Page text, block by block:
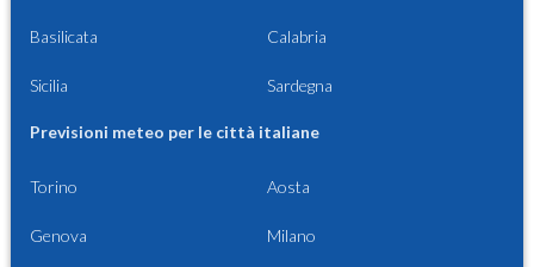
Basilicata Calabria
Sicilia Sardegna
Previsioni meteo per le città italiane
Torino Aosta
Genova Milano